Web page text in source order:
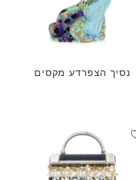
נסיך הצפרדע מקסים